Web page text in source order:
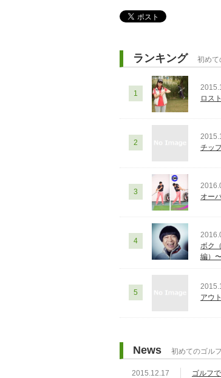
ランキング 初めて
1
ロス
2
チッ
3
オー
4
ボク
編）
5
アウト
News 初めてのゴル
2015.12.17 ゴルフ